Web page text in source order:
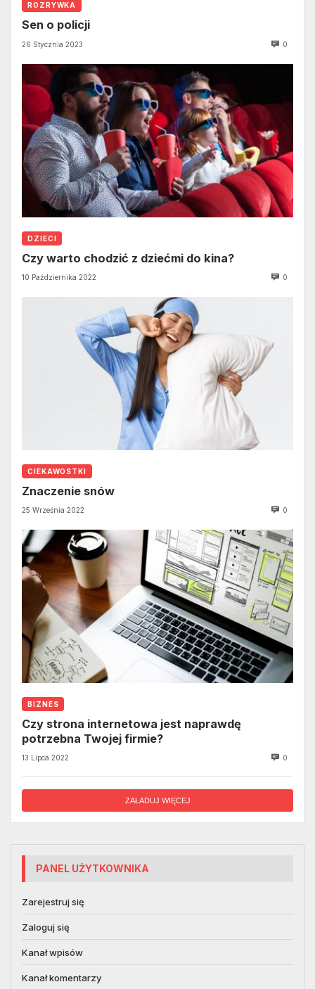
ROZRYWKA
Sen o policji
26 Stycznia 2023 0
DZIECI
Czy warto chodzić z dziećmi do kina?
10 Października 2022 0
CIEKAWOSTKI
Znaczenie snów
25 Września 2022 0
BIZNES
Czy strona internetowa jest naprawdę
potrzebna Twojej firmie?
13 Lipca 2022 0
ZAŁADUJ WIĘCEJ
PANEL UŻYTKOWNIKA
Zarejestruj się
Zaloguj się
Kanał wpisów
Kanał komentarzy